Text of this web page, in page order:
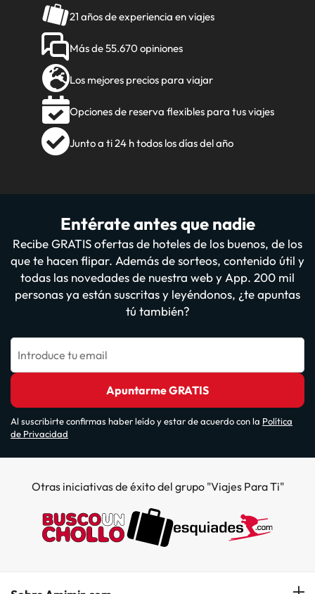
21 años de experiencia en viajes
Más de 55.670 opiniones
Los mejores precios para viajar
Opciones de reserva flexibles para tus viajes
Junto a ti 24 h todos los días del año
Entérate antes que nadie
Recibe GRATIS ofertas de hoteles de los buenos, de los
que te hacen flipar. Además de sorteos, contenido útil y
todas las novedades de nuestra web y App. 200 mil
personas ya están suscritas y leyéndonos, ¿te apuntas
tú también?
Introduce tu email
Apuntarme GRATIS
Al suscribirte confirmas haber leído y estar de acuerdo con la Política
de Privacidad
Otras iniciativas de éxito del grupo "Viajes Para Ti"